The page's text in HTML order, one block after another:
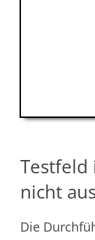
Testfeld
nicht
Die